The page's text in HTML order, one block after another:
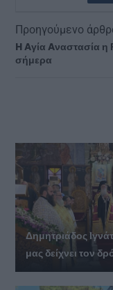
Προηγούμενο
H Aγία Aναστασία
σήμερα
Δημητριάδος
μας δείχνει τον